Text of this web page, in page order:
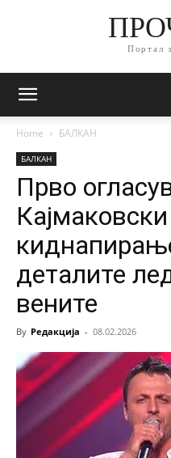
Портал
Home БАЛКАН
БАЛКАН
Прво
деталите
вените
By Редакција - 08.02.2026